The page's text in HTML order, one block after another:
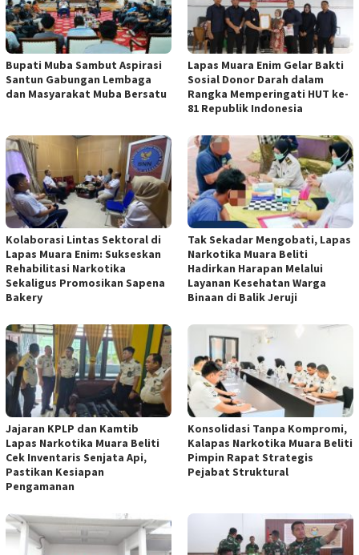
Bupati Muba Sambut Aspirasi
Santun Gabungan Lembaga
dan Masyarakat Muba Bersatu
Lapas Muara Enim Gelar Bakti
Sosial Donor Darah dalam
Rangka Memperingati HUT ke-
81 Republik Indonesia
Kolaborasi Lintas Sektoral di
Lapas Muara Enim: Sukseskan
Rehabilitasi Narkotika
Sekaligus Promosikan Sapena
Bakery
Tak Sekadar Mengobati, Lapas
Narkotika Muara Beliti
Hadirkan Harapan Melalui
Layanan Kesehatan Warga
Binaan di Balik Jeruji
Jajaran KPLP dan Kamtib
Lapas Narkotika Muara Beliti
Cek Inventaris Senjata Api,
Pastikan Kesiapan
Pengamanan
Konsolidasi Tanpa Kompromi,
Kalapas Narkotika Muara Beliti
Pimpin Rapat Strategis
Pejabat Struktural